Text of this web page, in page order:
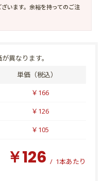
います。余裕を持ってのご注
異なります。
単価（税込）
￥166
￥126
￥105
￥126 / 1本あたり